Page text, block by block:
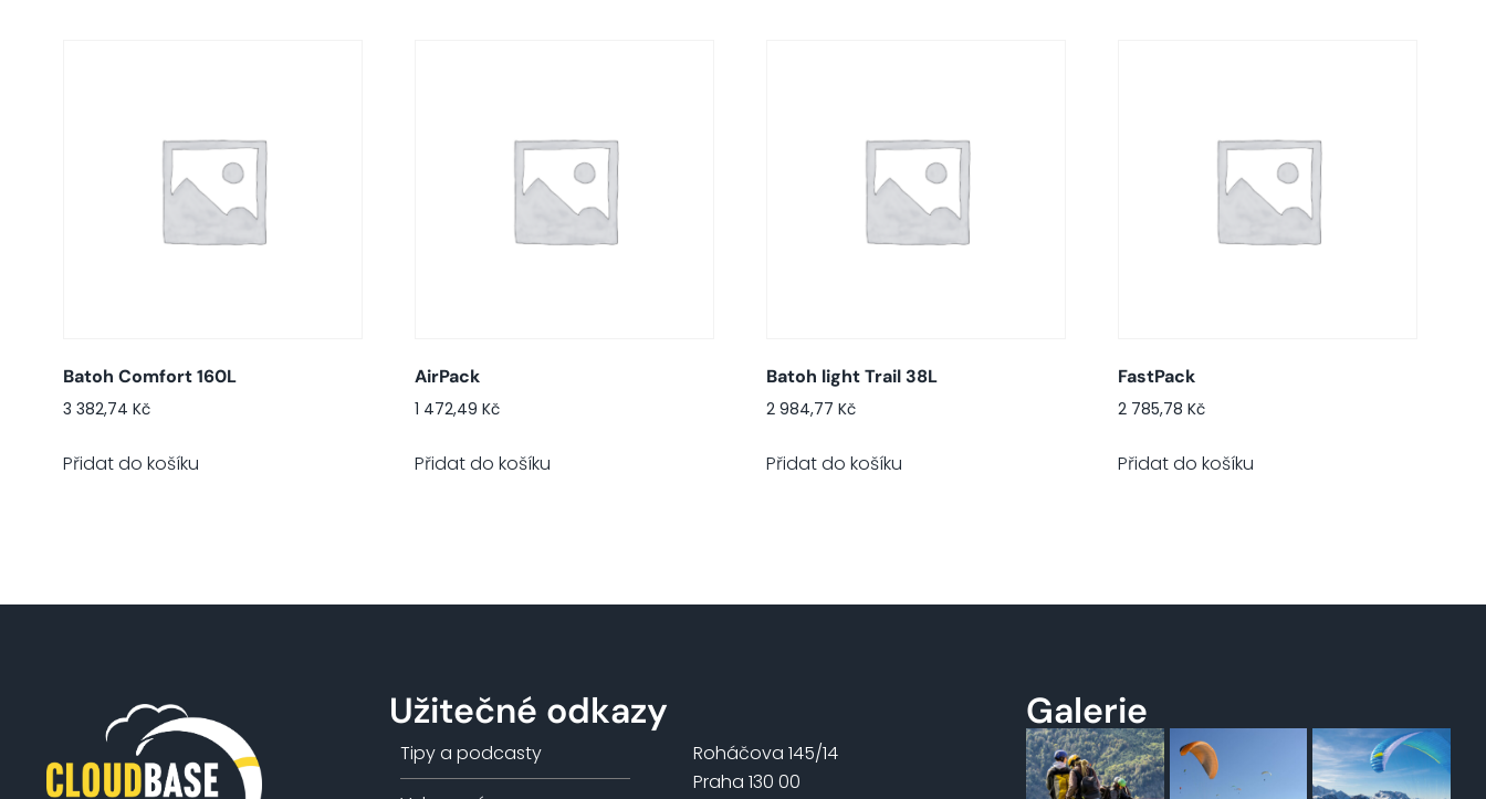
Batoh Comfort 160L
3 382,74 Kč
Přidat do košíku
AirPack
1 472,49 Kč
Přidat do košíku
Batoh light Trail 38L
2 984,77 Kč
Přidat do košíku
FastPack
2 785,78 Kč
Přidat do košíku
Užitečné odkazy
Tipy a podcasty
Roháčova 145/14
Praha 130 00
Galerie